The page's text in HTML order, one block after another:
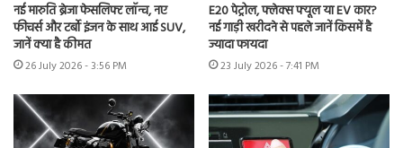
नई मारुति ब्रेजा फेसलिफ्ट लॉन्च, नए
फीचर्स और टर्बो इंजन के साथ आई SUV,
जानें क्या है कीमत
26 July 2026 - 3:56 PM
E20 पेट्रोल, फ्लेक्स फ्यूल या EV कार?
नई गाड़ी खरीदने से पहले जानें किसमें है
ज्यादा फायदा
23 July 2026 - 7:41 PM